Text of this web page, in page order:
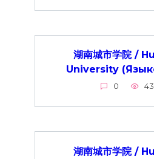
湖南城市学院 /
University
0
湖南城市学院 /